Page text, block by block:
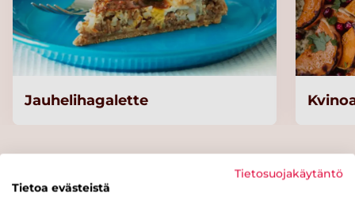
Jauhelihagalette
Tietosuojakäytäntö
Tietoa evästeistä